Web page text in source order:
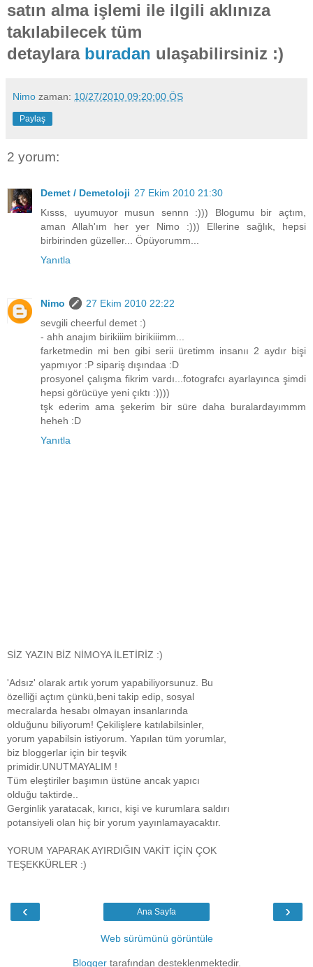
satın alma işlemi ile ilgili aklınıza
takılabilecek tüm
detaylara buradan ulaşabilirsiniz :)
Nimo zaman: 10/27/2010 09:20:00 ÖS
Paylaş
2 yorum:
Demet / Demetoloji 27 Ekim 2010 21:30
Kısss, uyumuyor musun sennn :))) Blogumu bir açtım,
aman Allah'ım her yer Nimo :))) Ellerine sağlık, hepsi
birbirinden güzeller... Öpüyorumm...
Yanıtla
Nimo
27 Ekim 2010 22:22
sevgili cheerful demet :)
- ahh anajım birikiiim birikiiimm...
farketmedin mi ben gibi serii üretimm insanıı 2 aydır bişi
yapmıyor :P sipariş dışındaa :D
prosyonel çalışma fikrim vardı...fotografcı ayarlayınca şimdi
hepsi görücüye yeni çıktı :))))
tşk ederim ama şekerim bir süre daha buralardayımmm
heheh :D
Yanıtla
SİZ YAZIN BİZ NİMOYA İLETİRİZ :)
'Adsız' olarak artık yorum yapabiliyorsunuz. Bu
özelliği açtım çünkü,beni takip edip, sosyal
mecralarda hesabı olmayan insanlarında
olduğunu biliyorum! Çekilişlere katılabilsinler,
yorum yapabilsin istiyorum. Yapılan tüm yorumlar,
biz bloggerlar için bir teşvik
primidir.UNUTMAYALIM !
Tüm eleştiriler başımın üstüne ancak yapıcı
olduğu taktirde..
Gerginlik yaratacak, kırıcı, kişi ve kurumlara saldırı
potansiyeli olan hiç bir yorum yayınlamayacaktır.
YORUM YAPARAK AYIRDIĞIN VAKİT İÇİN ÇOK
TEŞEKKÜRLER :)
‹ ›
Ana Sayfa
Web sürümünü görüntüle
Bloggertarafından desteklenmektedir.